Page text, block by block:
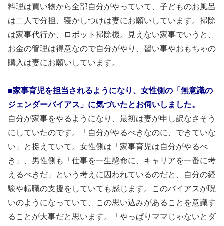
料理は買い物から全部自分がやっていて、子どものお風呂
は二人で分担、寝かしつけは妻にお願いしています。掃除
は家事代行か、ロボット掃除機。見えない家事でいうと、
お金の管理は得意なので自分がやり、習い事やおもちゃの
購入は妻にお願いしています。
■家事育児を担当されるようになり、女性側の「無意識の
ジェンダーバイアス」に気づいたとお伺いしました。
自分が家事をやるようになり、最初は妻が申し訳なさそう
にしていたのです。「自分がやるべきなのに、できていな
い」と捉えていて。女性側は「家事育児は自分がやるべ
き」、男性側も「仕事を一生懸命に、キャリアを一番に考
えるべきだ」という考えに囚われているのだと、自分の経
験や転職の支援をしていても感じます。このバイアスが呪
いのようになっていて、この思い込みがあることを意識す
ることが大事だと思います。「やっぱりママじゃないとダ